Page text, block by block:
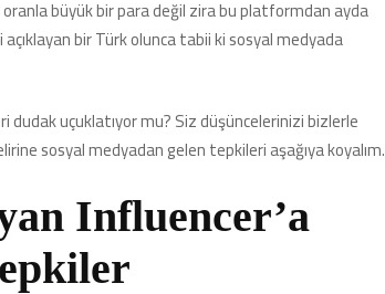
oranla büyük bir para değil zira bu platformdan ayda
bir Türk olunca tabii ki sosyal medyada
dudak uçuklatıyor mu? Siz düşüncelerinizi bizlerle
sosyal medyadan gelen tepkileri aşağıya koyalım.
Influencer’a